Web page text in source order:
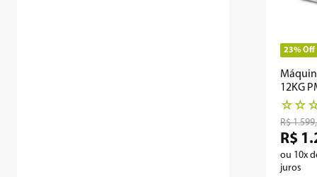
23%Off
12KG
☆ ☆
R$ 1.599,
R$ 1 .
ou 10x
juros